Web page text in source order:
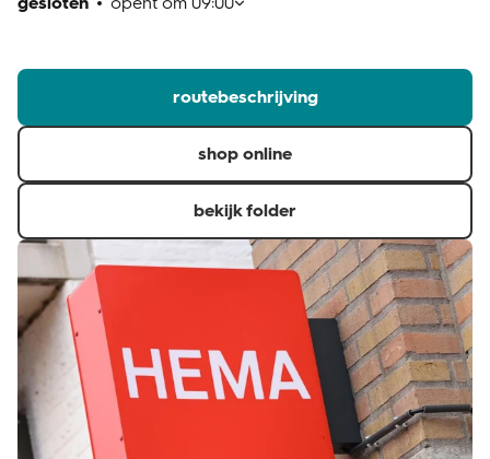
routebeschrijving
shop online
bekijk folder